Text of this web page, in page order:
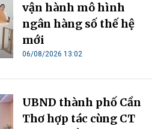
vận hành mô hình
ngân hàng số thế hệ
mới
06/08/2026 13:02
UBND thành phố Cần
Thơ hợp tác cùng CT